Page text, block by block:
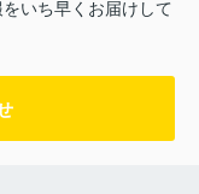
いち早くお届けして